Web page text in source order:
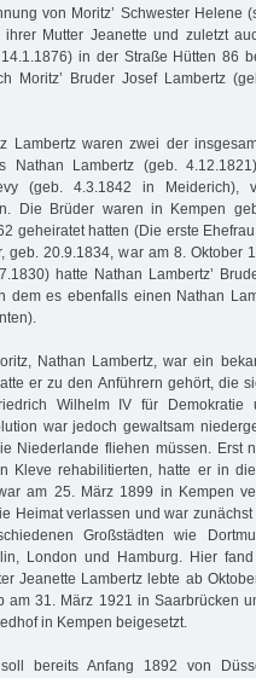
von Moritz’ Schwester Helene
Mutter Jeanette und zuletzt
in der Straße Hütten 86
Moritz’ Bruder Josef Lambertz
Lambertz waren zwei der
Nathan Lambertz (geb.
(geb. 4.3.1842 in Meiderich),
Die Brüder waren in Kempen
geheiratet hatten (Die erste
geb. 20.9.1834, war am 8. Oktober
hatte Nathan Lambertz’
dem es ebenfalls einen Nathan
Nathan Lambertz, war ein
er zu den Anführern gehört, die
Wilhelm IV für Demokratie
war jedoch gewaltsam
Niederlande fliehen müssen. Erst
Kleve rehabilitierten, hatte er in
am 25. März 1899 in Kempen
Heimat verlassen und war
Großstädten wie
London und Hamburg. Hier
Jeanette Lambertz lebte ab
am 31. März 1921 in Saarbrücken
in Kempen beigesetzt.
bereits Anfang 1892 von